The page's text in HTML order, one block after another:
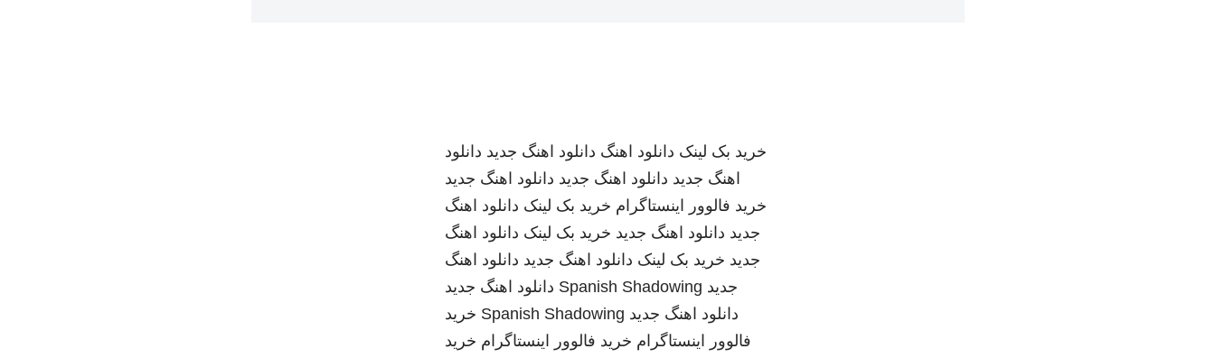
خرید بک لینک دانلود اهنگ دانلود اهنگ جدید دانلود
اهنگ جدید دانلود اهنگ جدید دانلود اهنگ جدید
خرید فالوور اینستاگرام خرید بک لینک دانلود اهنگ
جدید دانلود اهنگ جدید خرید بک لینک دانلود اهنگ
جدید خرید بک لینک دانلود اهنگ جدید دانلود اهنگ
جدید Spanish Shadowing دانلود اهنگ جدید
دانلود اهنگ جدید Spanish Shadowing خرید
فالوور اینستاگرام خرید فالوور اینستاگرام خرید